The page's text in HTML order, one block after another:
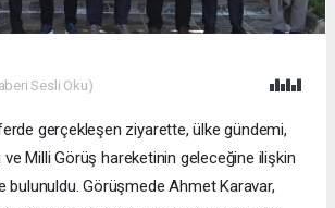
Sesli Oku)
gerçekleşen ziyarette, ülke gündemi,
ve Milli Görüş hareketinin geleceğine ilişkin
bulunuldu. Görüşmede Ahmet Karavar,